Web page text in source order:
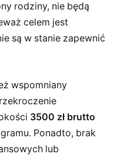
rodziny, nie będą
celem jest
są w stanie zapewnić
wspomniany
3500 zł brutto
Ponadto, brak
lub